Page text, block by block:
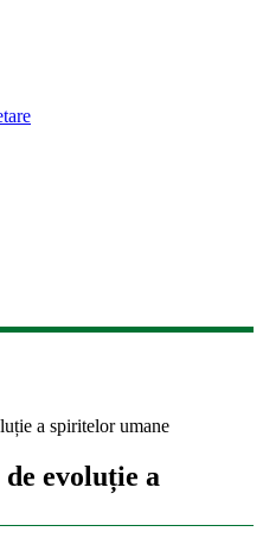
a spiritelor umane
evoluție a